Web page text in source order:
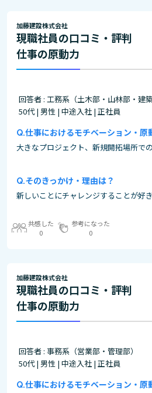
加藤建設株式会社
現職社員の口コミ・評判
仕事の原動力
回答者 : 工務系（土木部・山林部・建築
50代 | 男性 | 中途入社 | 正社員
仕事におけるモチベーション・原
大きなプロジェクト、新規開拓場所で
そのきっかけ・理由は？
新しいことにチャレンジすることが好き
共感した
0
参考になった
0
加藤建設株式会社
現職社員の口コミ・評判
仕事の原動力
回答者 : 事務系（営業部・管理部）
50代 | 男性 | 中途入社 | 正社員
仕事におけるモチベーション・原